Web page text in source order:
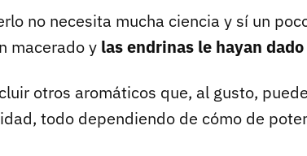
no necesita mucha ciencia y sí un
macerado y las endrinas le hayan
otros aromáticos que, al gusto,
todo dependiendo de cómo de